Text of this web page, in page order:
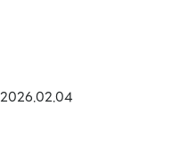
2026.02.04